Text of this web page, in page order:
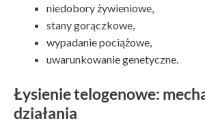
niedobory żywieniowe,
stany gorączkowe,
wypadanie pociążowe,
uwarunkowanie genetyczne.
Łysienie telogenowe:
działania